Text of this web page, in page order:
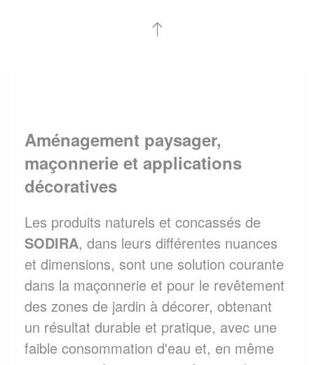
Aménagement paysager,
maçonnerie et applications
décoratives
Les produits naturels et concassés de
SODIRA, dans leurs différentes nuances
et dimensions, sont une solution courante
dans la maçonnerie et pour le revêtement
des zones de jardin à décorer, obtenant
un résultat durable et pratique, avec une
faible consommation d'eau et, en même